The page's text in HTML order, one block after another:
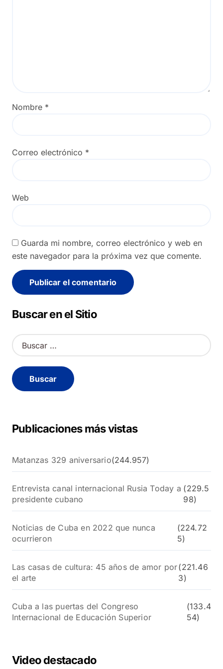
Nombre *
Correo electrónico *
Web
Guarda mi nombre, correo electrónico y web en
este navegador para la próxima vez que comente.
Alternative:
Buscar en el Sitio
B
u
c
a
Publicaciones más vistas
Matanzas 329 aniversario(244.957)
Entrevista canal internacional Rusia Today a
presidente cubano
(229.5
98)
Noticias de Cuba en 2022 que nunca
ocurrieron
(224.72
5)
Las casas de cultura: 45 años de amor por
el arte
(221.46
3)
Cuba a las puertas del Congreso
Internacional de Educación Superior
(133.4
54)
Video destacado